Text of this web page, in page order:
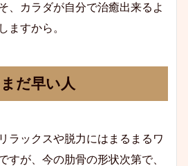
、カラダが自分で治癒出来るよ
ますから。
だ早い人
ラックスや脱力にはまるまるワ
すが、今の肋骨の形状次第で、